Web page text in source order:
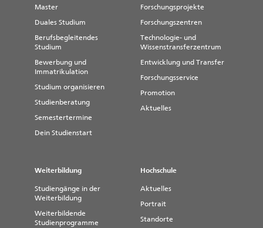
Master
Duales Studium
Berufsbegleitendes
Studium
Bewerbung und
Immatrikulation
Studium organisieren
Studienberatung
Semestertermine
Dein Studienstart
Forschungsprojekte
Forschungszentren
Technologie- und
Wissenstransferzentrum
Entwicklung und Transfer
Forschungsservice
Promotion
Aktuelles
Weiterbildung
Studiengänge in der
Weiterbildung
Weiterbildende
Studienprogramme
Hochschule
Aktuelles
Portrait
Standorte